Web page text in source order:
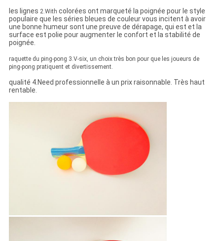
les lignes 2.With colorées ont marqueté la poignée pour le style
populaire que les séries bleues de couleur vous incitent à avoir
une bonne humeur sont une preuve de dérapage, qui est et la
surface est polie pour augmenter le confort et la stabilité de
poignée.
raquette du ping-pong 3.V-six, un choix très bon pour que les joueurs de
ping-pong pratiquent et divertissement.
qualité 4.Need professionnelle à un prix raisonnable. Très haut
rentable.